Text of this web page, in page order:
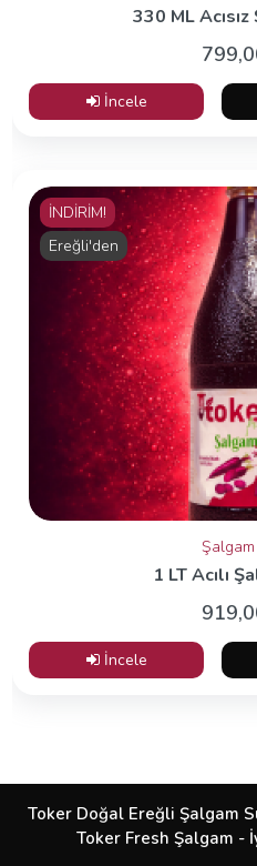
330 ML
İncele
İNDİRİM!
Ereğli'den
1 LT Acılı
İncele
Toker Doğal Ereğli Şalgam
Toker Fresh Şalgam -